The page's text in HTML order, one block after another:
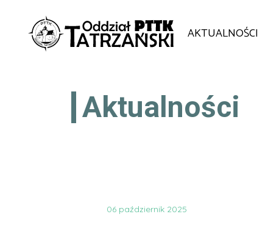
AKTUALNOŚCI
Aktualności
06 październik 2025